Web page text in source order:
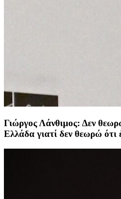
Γιώργος Λάνθιμος: Δεν
Ελλάδα γιατί δεν θεωρώ ότι